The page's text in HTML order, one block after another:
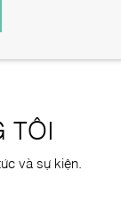
TÔI
và sự kiện.